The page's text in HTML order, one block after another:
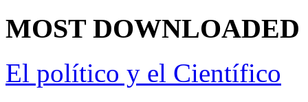
MOST DOWNLOADED
El político y el Científico